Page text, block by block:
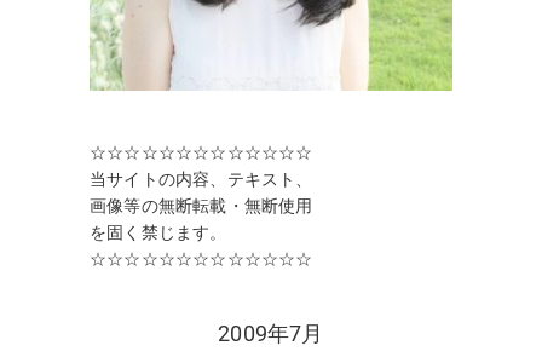
☆☆☆☆☆☆☆☆☆☆☆☆☆
当サイトの内容、テキスト、
画像等の無断転載・無断使用
を固く禁じます。
☆☆☆☆☆☆☆☆☆☆☆☆☆
2009年7月